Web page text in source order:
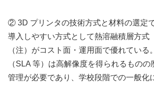
② 3D プリンタの技術方式と材料の選定
導入しやすい方式として熱溶融積層方式
（注）がコスト面・運用面で優れている
（SLA 等）は高解像度を得られるものの
管理が必要であり、学校段階での一般化